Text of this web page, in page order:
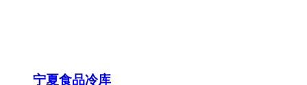
宁夏食品冷库